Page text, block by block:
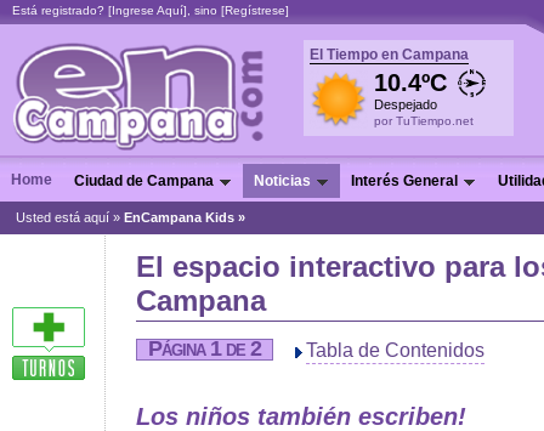
Está registrado? [Ingrese Aquí], sino [Regístrese]
El Tiempo en Campana
10.4ºC
Despejado
por TuTiempo.net
Home Ciudad de Campana Noticias Interés General
Usted está aquí » EnCampana Kids »
El espacio interactivo para
Campana
Página 1 de 2 Tabla de Contenidos
Los niños también escriben!